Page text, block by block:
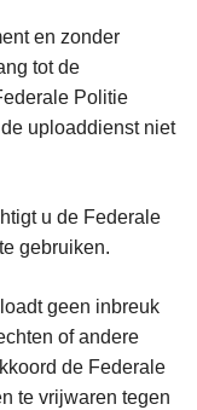
en zonder
tot de
Politie
uploaddienst niet
u de Federale
gebruiken.
geen inbreuk
of andere
de Federale
te vrijwaren tegen